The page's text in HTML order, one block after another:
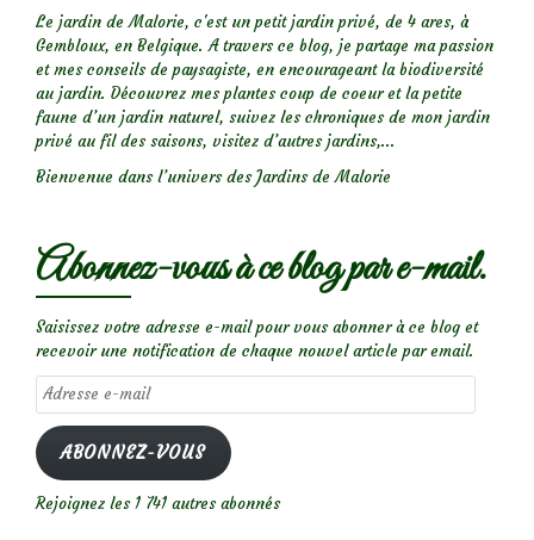
Le jardin de Malorie, c'est un petit jardin privé, de 4 ares, à
Gembloux, en Belgique. A travers ce blog, je partage ma passion
et mes conseils de paysagiste, en encourageant la biodiversité
au jardin. Découvrez mes plantes coup de coeur et la petite
faune d’un jardin naturel, suivez les chroniques de mon jardin
privé au fil des saisons, visitez d’autres jardins,...
Bienvenue dans l’univers des Jardins de Malorie
Abonnez-vous à ce blog par e-mail.
Saisissez votre adresse e-mail pour vous abonner à ce blog et
recevoir une notification de chaque nouvel article par email.
Adresse
e-
mail
ABONNEZ-VOUS
Rejoignez les 1 741 autres abonnés